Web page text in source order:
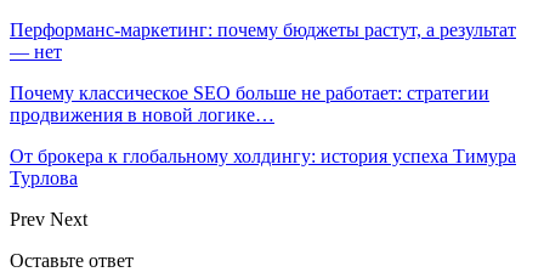
Перформанс-маркетинг: почему бюджеты растут, а результат
— нет
Почему классическое SEO больше не работает: стратегии
продвижения в новой логике…
От брокера к глобальному холдингу: история успеха Тимура
Турлова
Prev Next
Оставьте ответ